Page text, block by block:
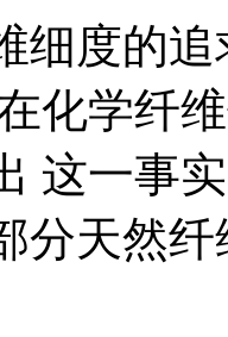
细度的
化学纤
这一事
分天然